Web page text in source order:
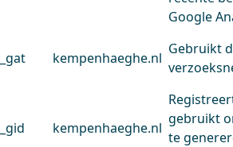
Google
_gat kempenhaeghe.nl
Gebruikt
_gid kempenhaeghe.nl
gebruikt
te